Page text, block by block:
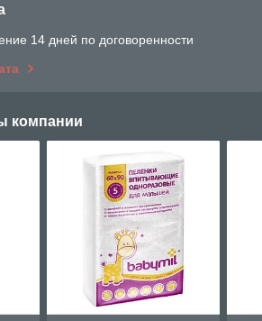
14 дней по договоренности
компании